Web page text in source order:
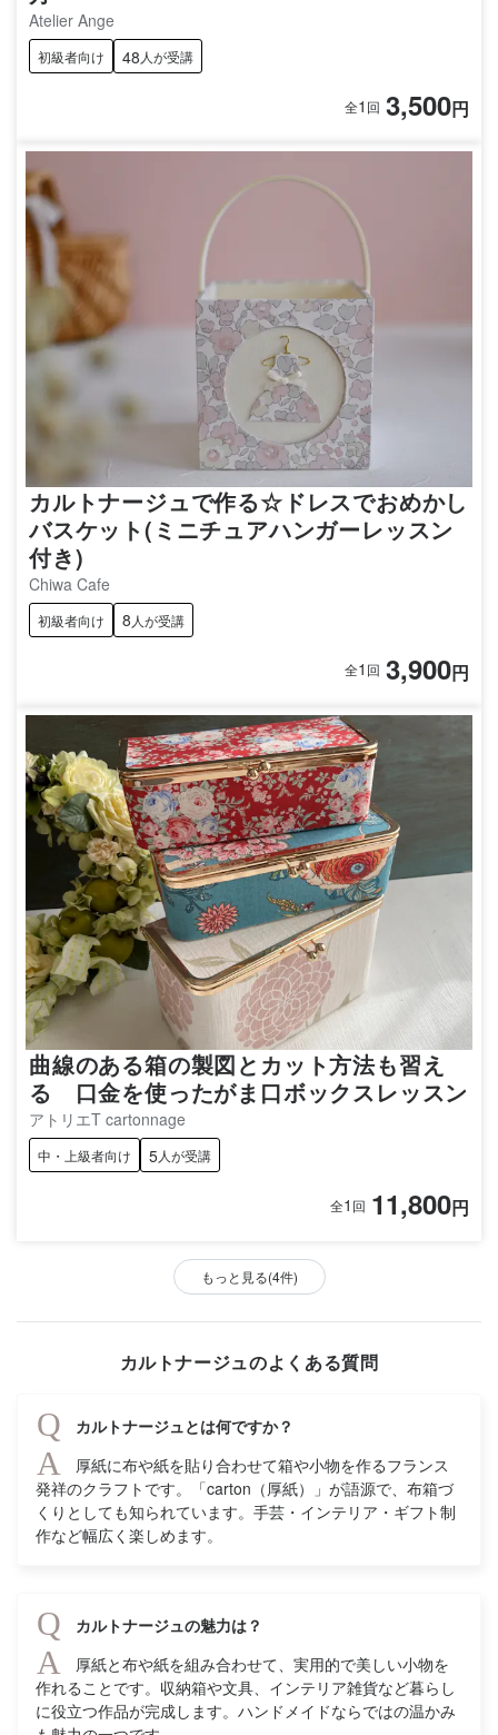
Atelier Ange
初級者向け 48 人が受講
全1 回 3,500円
カルトナージュで作る☆ドレスでおめかし
バスケット(ミニチュアハンガーレッスン
付き)
Chiwa Cafe
初級者向け 8 人が受講
全1 回 3,900円
曲線のある箱の製図とカット方法も習え
る 口金を使ったがま口ボックスレッスン
アトリエT cartonnage
中・上級者向け 5人が受講
全1 回 11,800円
もっと見る(4件)
カルトナージュのよくある質問
Q カルトナージュとは何ですか？
A
厚紙に布や紙を貼り合わせて箱や小物を作るフランス
発祥のクラフトです。「carton（厚紙）」が語源で、布箱づ
くりとしても知られています。手芸・インテリア・ギフト制
作など幅広く楽しめます。
Q カルトナージュの魅力は？
A
厚紙と布や紙を組み合わせて、実用的で美しい小物を
作れることです。収納箱や文具、インテリア雑貨など暮らし
に役立つ作品が完成します。ハンドメイドならではの温かみ